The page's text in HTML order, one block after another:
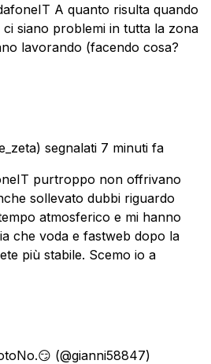
A quanto risulta quando
siano problemi in tutta la zona
lavorando (facendo cosa?
segnalati 7 minuti fa
purtroppo non offrivano
sollevato dubbi riguardo
atmosferico e mi hanno
che voda e fastweb dopo la
più stabile. Scemo io a
(@gianni58847)